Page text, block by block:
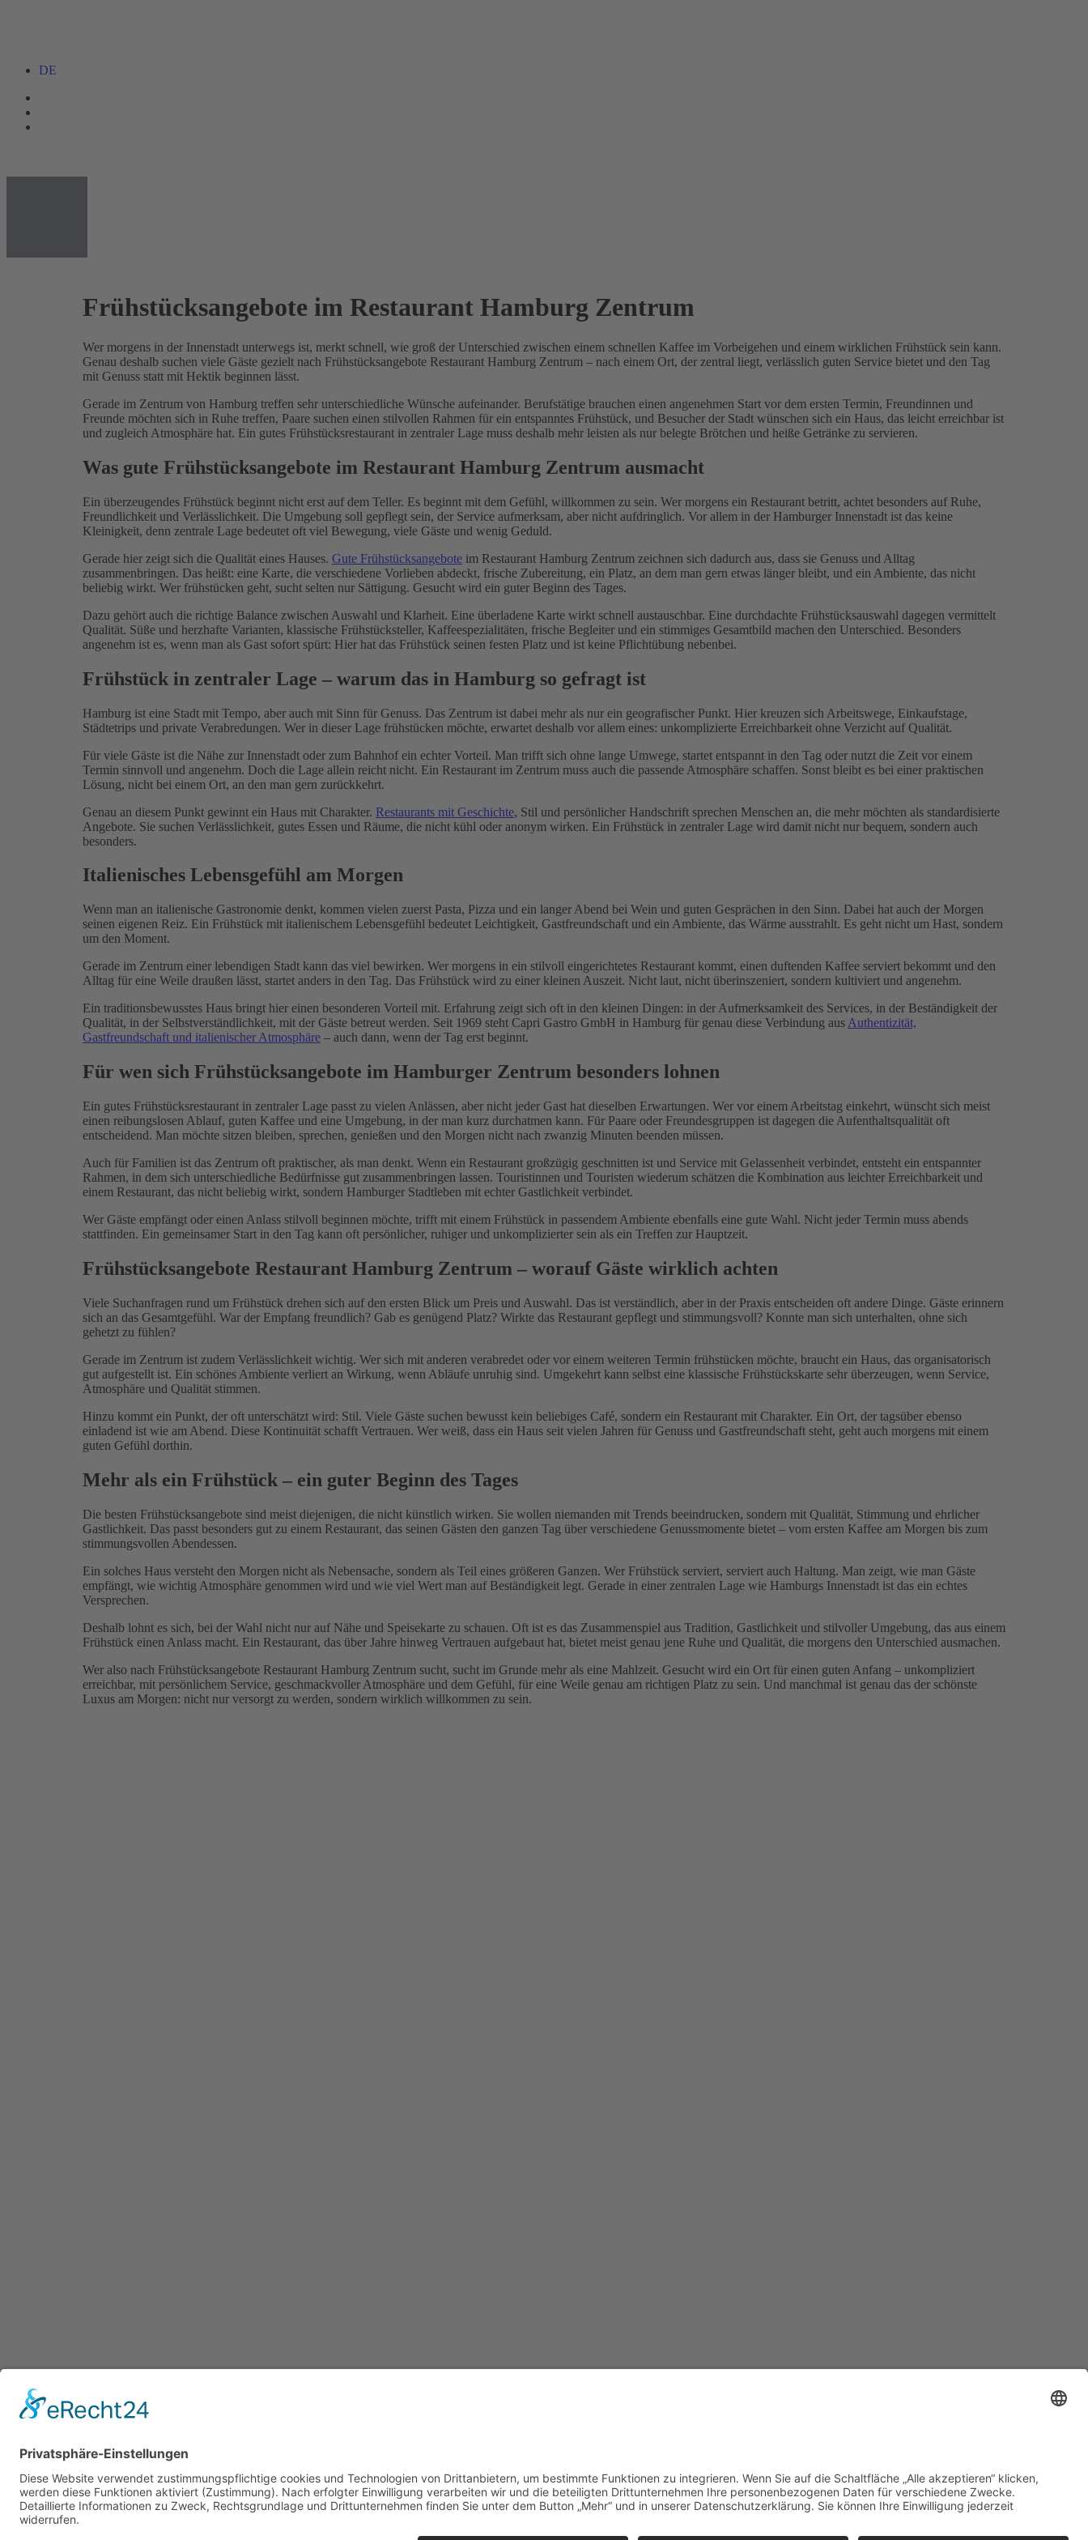
DE
Frühstücksangebote im Restaurant Hamburg Zentrum
Wer morgens in der Innenstadt unterwegs ist, merkt schnell, wie groß der Unterschied zwischen einem schnellen Kaffee im Vorbeigehen und einem wirklichen Frühstück sein kann.
Genau deshalb suchen viele Gäste gezielt nach Frühstücksangebote Restaurant Hamburg Zentrum – nach einem Ort, der zentral liegt, verlässlich guten Service bietet und den Tag
mit Genuss statt mit Hektik beginnen lässt.
Gerade im Zentrum von Hamburg treffen sehr unterschiedliche Wünsche aufeinander. Berufstätige brauchen einen angenehmen Start vor dem ersten Termin, Freundinnen und
Freunde möchten sich in Ruhe treffen, Paare suchen einen stilvollen Rahmen für ein entspanntes Frühstück, und Besucher der Stadt wünschen sich ein Haus, das leicht erreichbar ist
und zugleich Atmosphäre hat. Ein gutes Frühstücksrestaurant in zentraler Lage muss deshalb mehr leisten als nur belegte Brötchen und heiße Getränke zu servieren.
Was gute Frühstücksangebote im Restaurant Hamburg Zentrum ausmacht
Ein überzeugendes Frühstück beginnt nicht erst auf dem Teller. Es beginnt mit dem Gefühl, willkommen zu sein. Wer morgens ein Restaurant betritt, achtet besonders auf Ruhe,
Freundlichkeit und Verlässlichkeit. Die Umgebung soll gepflegt sein, der Service aufmerksam, aber nicht aufdringlich. Vor allem in der Hamburger Innenstadt ist das keine
Kleinigkeit, denn zentrale Lage bedeutet oft viel Bewegung, viele Gäste und wenig Geduld.
Gerade hier zeigt sich die Qualität eines Hauses. Gute Frühstücksangebote im Restaurant Hamburg Zentrum zeichnen sich dadurch aus, dass sie Genuss und Alltag
zusammenbringen. Das heißt: eine Karte, die verschiedene Vorlieben abdeckt, frische Zubereitung, ein Platz, an dem man gern etwas länger bleibt, und ein Ambiente, das nicht
beliebig wirkt. Wer frühstücken geht, sucht selten nur Sättigung. Gesucht wird ein guter Beginn des Tages.
Dazu gehört auch die richtige Balance zwischen Auswahl und Klarheit. Eine überladene Karte wirkt schnell austauschbar. Eine durchdachte Frühstücksauswahl dagegen vermittelt
Qualität. Süße und herzhafte Varianten, klassische Frühstücksteller, Kaffeespezialitäten, frische Begleiter und ein stimmiges Gesamtbild machen den Unterschied. Besonders
angenehm ist es, wenn man als Gast sofort spürt: Hier hat das Frühstück seinen festen Platz und ist keine Pflichtübung nebenbei.
Frühstück in zentraler Lage – warum das in Hamburg so gefragt ist
Hamburg ist eine Stadt mit Tempo, aber auch mit Sinn für Genuss. Das Zentrum ist dabei mehr als nur ein geografischer Punkt. Hier kreuzen sich Arbeitswege, Einkaufstage,
Städtetrips und private Verabredungen. Wer in dieser Lage frühstücken möchte, erwartet deshalb vor allem eines: unkomplizierte Erreichbarkeit ohne Verzicht auf Qualität.
Für viele Gäste ist die Nähe zur Innenstadt oder zum Bahnhof ein echter Vorteil. Man trifft sich ohne lange Umwege, startet entspannt in den Tag oder nutzt die Zeit vor einem
Termin sinnvoll und angenehm. Doch die Lage allein reicht nicht. Ein Restaurant im Zentrum muss auch die passende Atmosphäre schaffen. Sonst bleibt es bei einer praktischen
Lösung, nicht bei einem Ort, an den man gern zurückkehrt.
Genau an diesem Punkt gewinnt ein Haus mit Charakter. Restaurants mit Geschichte, Stil und persönlicher Handschrift sprechen Menschen an, die mehr möchten als standardisierte
Angebote. Sie suchen Verlässlichkeit, gutes Essen und Räume, die nicht kühl oder anonym wirken. Ein Frühstück in zentraler Lage wird damit nicht nur bequem, sondern auch
besonders.
Italienisches Lebensgefühl am Morgen
Wenn man an italienische Gastronomie denkt, kommen vielen zuerst Pasta, Pizza und ein langer Abend bei Wein und guten Gesprächen in den Sinn. Dabei hat auch der Morgen
seinen eigenen Reiz. Ein Frühstück mit italienischem Lebensgefühl bedeutet Leichtigkeit, Gastfreundschaft und ein Ambiente, das Wärme ausstrahlt. Es geht nicht um Hast, sondern
um den Moment.
Gerade im Zentrum einer lebendigen Stadt kann das viel bewirken. Wer morgens in ein stilvoll eingerichtetes Restaurant kommt, einen duftenden Kaffee serviert bekommt und den
Alltag für eine Weile draußen lässt, startet anders in den Tag. Das Frühstück wird zu einer kleinen Auszeit. Nicht laut, nicht überinszeniert, sondern kultiviert und angenehm.
Ein traditionsbewusstes Haus bringt hier einen besonderen Vorteil mit. Erfahrung zeigt sich oft in den kleinen Dingen: in der Aufmerksamkeit des Services, in der Beständigkeit der
Qualität, in der Selbstverständlichkeit, mit der Gäste betreut werden. Seit 1969 steht Capri Gastro GmbH in Hamburg für genau diese Verbindung aus Authentizität,
Gastfreundschaft und italienischer Atmosphäre – auch dann, wenn der Tag erst beginnt.
Für wen sich Frühstücksangebote im Hamburger Zentrum besonders lohnen
Ein gutes Frühstücksrestaurant in zentraler Lage passt zu vielen Anlässen, aber nicht jeder Gast hat dieselben Erwartungen. Wer vor einem Arbeitstag einkehrt, wünscht sich meist
einen reibungslosen Ablauf, guten Kaffee und eine Umgebung, in der man kurz durchatmen kann. Für Paare oder Freundesgruppen ist dagegen die Aufenthaltsqualität oft
entscheidend. Man möchte sitzen bleiben, sprechen, genießen und den Morgen nicht nach zwanzig Minuten beenden müssen.
Auch für Familien ist das Zentrum oft praktischer, als man denkt. Wenn ein Restaurant großzügig geschnitten ist und Service mit Gelassenheit verbindet, entsteht ein entspannter
Rahmen, in dem sich unterschiedliche Bedürfnisse gut zusammenbringen lassen. Touristinnen und Touristen wiederum schätzen die Kombination aus leichter Erreichbarkeit und
einem Restaurant, das nicht beliebig wirkt, sondern Hamburger Stadtleben mit echter Gastlichkeit verbindet.
Wer Gäste empfängt oder einen Anlass stilvoll beginnen möchte, trifft mit einem Frühstück in passendem Ambiente ebenfalls eine gute Wahl. Nicht jeder Termin muss abends
stattfinden. Ein gemeinsamer Start in den Tag kann oft persönlicher, ruhiger und unkomplizierter sein als ein Treffen zur Hauptzeit.
Frühstücksangebote Restaurant Hamburg Zentrum – worauf Gäste wirklich achten
Viele Suchanfragen rund um Frühstück drehen sich auf den ersten Blick um Preis und Auswahl. Das ist verständlich, aber in der Praxis entscheiden oft andere Dinge. Gäste erinnern
sich an das Gesamtgefühl. War der Empfang freundlich? Gab es genügend Platz? Wirkte das Restaurant gepflegt und stimmungsvoll? Konnte man sich unterhalten, ohne sich
gehetzt zu fühlen?
Gerade im Zentrum ist zudem Verlässlichkeit wichtig. Wer sich mit anderen verabredet oder vor einem weiteren Termin frühstücken möchte, braucht ein Haus, das organisatorisch
gut aufgestellt ist. Ein schönes Ambiente verliert an Wirkung, wenn Abläufe unruhig sind. Umgekehrt kann selbst eine klassische Frühstückskarte sehr überzeugen, wenn Service,
Atmosphäre und Qualität stimmen.
Hinzu kommt ein Punkt, der oft unterschätzt wird: Stil. Viele Gäste suchen bewusst kein beliebiges Café, sondern ein Restaurant mit Charakter. Ein Ort, der tagsüber ebenso
einladend ist wie am Abend. Diese Kontinuität schafft Vertrauen. Wer weiß, dass ein Haus seit vielen Jahren für Genuss und Gastfreundschaft steht, geht auch morgens mit einem
guten Gefühl dorthin.
Mehr als ein Frühstück – ein guter Beginn des Tages
Die besten Frühstücksangebote sind meist diejenigen, die nicht künstlich wirken. Sie wollen niemanden mit Trends beeindrucken, sondern mit Qualität, Stimmung und ehrlicher
Gastlichkeit. Das passt besonders gut zu einem Restaurant, das seinen Gästen den ganzen Tag über verschiedene Genussmomente bietet – vom ersten Kaffee am Morgen bis zum
stimmungsvollen Abendessen.
Ein solches Haus versteht den Morgen nicht als Nebensache, sondern als Teil eines größeren Ganzen. Wer Frühstück serviert, serviert auch Haltung. Man zeigt, wie man Gäste
empfängt, wie wichtig Atmosphäre genommen wird und wie viel Wert man auf Beständigkeit legt. Gerade in einer zentralen Lage wie Hamburgs Innenstadt ist das ein echtes
Versprechen.
Deshalb lohnt es sich, bei der Wahl nicht nur auf Nähe und Speisekarte zu schauen. Oft ist es das Zusammenspiel aus Tradition, Gastlichkeit und stilvoller Umgebung, das aus einem
Frühstück einen Anlass macht. Ein Restaurant, das über Jahre hinweg Vertrauen aufgebaut hat, bietet meist genau jene Ruhe und Qualität, die morgens den Unterschied ausmachen.
Wer also nach Frühstücksangebote Restaurant Hamburg Zentrum sucht, sucht im Grunde mehr als eine Mahlzeit. Gesucht wird ein Ort für einen guten Anfang – unkompliziert
erreichbar, mit persönlichem Service, geschmackvoller Atmosphäre und dem Gefühl, für eine Weile genau am richtigen Platz zu sein. Und manchmal ist genau das der schönste
Luxus am Morgen: nicht nur versorgt zu werden, sondern wirklich willkommen zu sein.
Impressum